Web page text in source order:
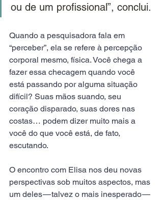
ou de um profissional”, conclui.
Quando a pesquisadora fala em
“perceber”, ela se refere à percepção
corporal mesmo, física. Você chega a
fazer essa checagem quando você
está passando por alguma situação
difícil? Suas mãos suando, seu
coração disparado, suas dores nas
costas… podem dizer muito mais a
você do que você está, de fato,
escutando.
O encontro com Elisa nos deu novas
perspectivas sob muitos aspectos, mas
um deles — talvez o mais inesperado —